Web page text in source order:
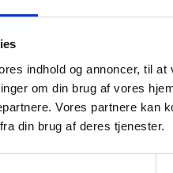
indhold og annoncer, til
om din brug af vores
Vores partnere kan
din brug af deres tjenester.